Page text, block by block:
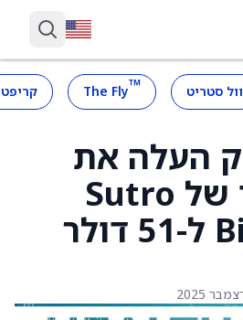
וול סטריט ™
The Fly
העלה את
מחיר היעד של Sutro
Biopharma ל-51 דולר